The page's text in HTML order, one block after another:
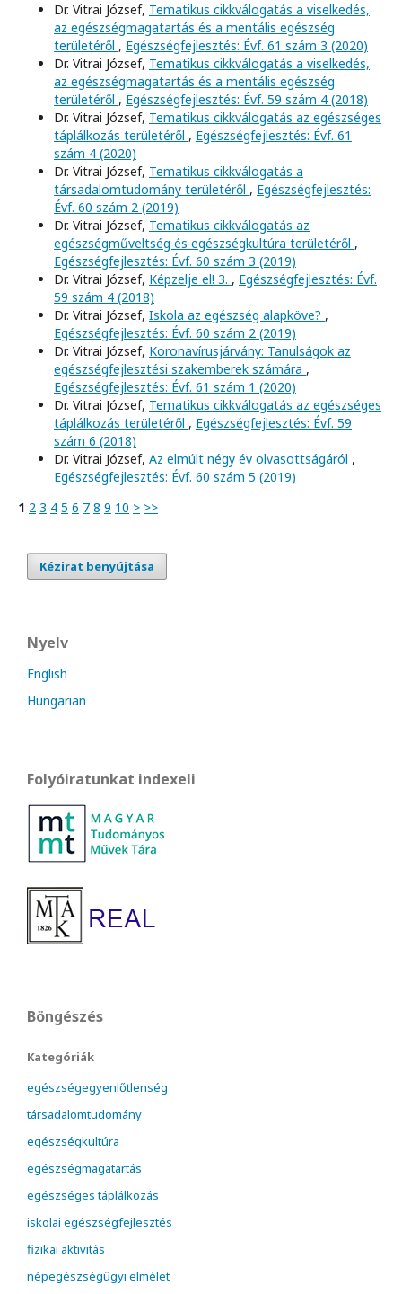
Dr. Vitrai József, Tematikus cikkválogatás a viselkedés,
az egészségmagatartás és a mentális egészség
területéről , Egészségfejlesztés: Évf. 61 szám 3 (2020)
Dr. Vitrai József, Tematikus cikkválogatás a viselkedés,
az egészségmagatartás és a mentális egészség
területéről , Egészségfejlesztés: Évf. 59 szám 4 (2018)
Dr. Vitrai József, Tematikus cikkválogatás az egészséges
táplálkozás területéről , Egészségfejlesztés: Évf. 61
szám 4 (2020)
Dr. Vitrai József, Tematikus cikkválogatás a
társadalomtudomány területéről , Egészségfejlesztés:
Évf. 60 szám 2 (2019)
Dr. Vitrai József, Tematikus cikkválogatás az
egészségműveltség és egészségkultúra területéről ,
Egészségfejlesztés: Évf. 60 szám 3 (2019)
Dr. Vitrai József, Képzelje el! 3. , Egészségfejlesztés: Évf.
59 szám 4 (2018)
Dr. Vitrai József, Iskola az egészség alapköve? ,
Egészségfejlesztés: Évf. 60 szám 2 (2019)
Dr. Vitrai József, Koronavírusjárvány: Tanulságok az
egészségfejlesztési szakemberek számára ,
Egészségfejlesztés: Évf. 61 szám 1 (2020)
Dr. Vitrai József, Tematikus cikkválogatás az egészséges
táplálkozás területéről , Egészségfejlesztés: Évf. 59
szám 6 (2018)
Dr. Vitrai József, Az elmúlt négy év olvasottságáról ,
Egészségfejlesztés: Évf. 60 szám 5 (2019)
1 2 3 4 5 6 7 8 9 10 > >>
Kézirat benyújtása
Nyelv
English
Hungarian
Folyóiratunkat indexeli
Böngészés
Kategóriák
egészségegyenlőtlenség
társadalomtudomány
egészségkultúra
egészségmagatartás
egészséges táplálkozás
iskolai egészségfejlesztés
fizikai aktivitás
népegészségügyi elmélet